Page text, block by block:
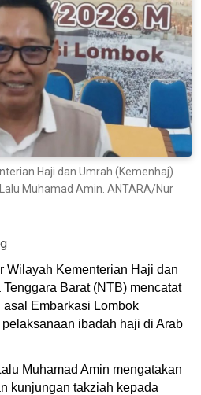
Haji dan Umrah (Kemenhaj)
Muhamad Amin. ANTARA/Nur
Wilayah Kementerian Haji dan
Barat (NTB) mencatat
Embarkasi Lombok
ibadah haji di Arab
Muhamad Amin mengatakan
kunjungan takziah kepada